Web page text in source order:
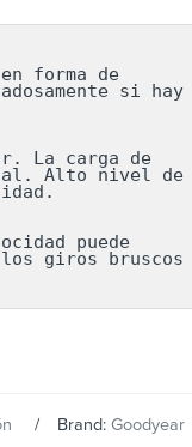
forma de
si hay
La carga de
Alto nivel de
puede
los giros bruscos
Brand: Goodyear